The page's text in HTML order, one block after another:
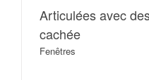
Articulées avec
cachée
Fenêtres